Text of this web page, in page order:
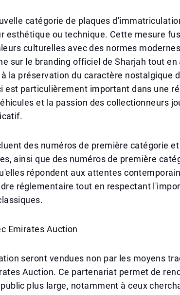
catégorie de plaques
esthétique ou technique. Cette mesure
culturelles avec des normes
sur le branding officiel de Sharjah tout en
la préservation du caractère nostalgique
est particulièrement important dans une
et la passion des collectionneurs
des numéros de première catégorie
ainsi que des numéros de première
répondent aux attentes
réglementaire tout en respectant
Emirates Auction
seront vendues non par les moyens
Auction. Ce partenariat permet de
plus large, notamment à ceux